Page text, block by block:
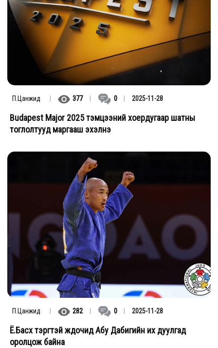
П.Цанжид 377 0 2025-11-28
Budapest Major 2025 тэмцээний хоердугаар шатны
тоглолтууд маргааш эхэлнэ
П.Цанжид 282 0 2025-11-28
Ё.Басхүү тэргүүтэй жүдочид Абу Дабигийн их дуулгад
оролцож байна